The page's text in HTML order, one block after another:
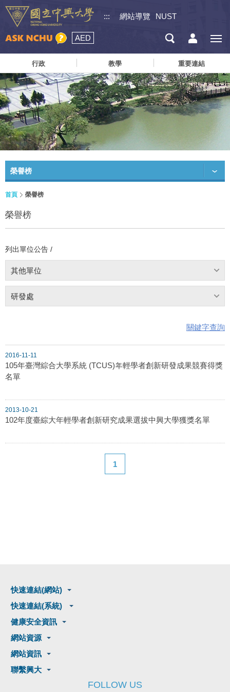
::: 網站導覽 NUST
AED
行政 教學 重要連結
榮譽榜
首頁 榮譽榜
榮譽榜
列出單位公告 /
其他單位
研發處
關鍵字查詢
2016-11-11
105年臺灣綜合大學系統 (TCUS)年輕學者創新研發成果競賽得獎
名單
2013-10-21
102年度臺綜大年輕學者創新研究成果選拔中興大學獲獎名單
1
快速連結(網站)
快速連結(系統)
健康安全資訊
網站資源
網站資訊
聯繫興大
FOLLOW US